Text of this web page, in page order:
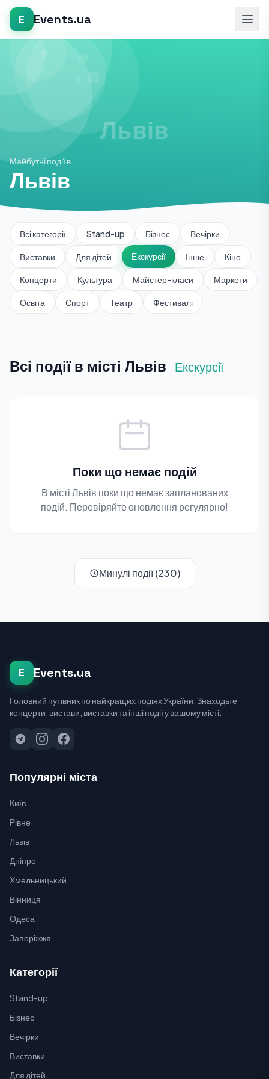
E Events.ua
Майбутні події в
Львів
Всі категорії Stand-up Бізнес Вечірки
Виставки Для дітей Екскурсії Інше Кіно
Концерти Культура Майстер-класи Маркети
Освіта Спорт Театр Фестивалі
Всі події в місті Львів Екскурсії
Поки що немає подій
В місті Львів поки що немає запланованих
подій. Перевіряйте оновлення регулярно!
Минулі події (230)
E Events.ua
Головний путівник по найкращих подіях України. Знаходьте
концерти, вистави, виставки та інші події у вашому місті.
Популярні міста
Київ
Рівне
Львів
Дніпро
Хмельницький
Вінниця
Одеса
Запоріжжя
Категорії
Stand-up
Бізнес
Вечірки
Виставки
Для дітей